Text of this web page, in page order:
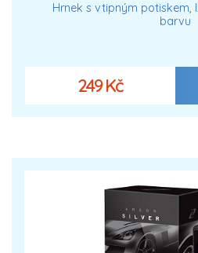
Hrnek s vtipným potiskem,
barvu
249 Kč